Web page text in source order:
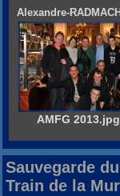
Alexandre-
AMFG 2013.jpg
Sauvegarde du
Train de la